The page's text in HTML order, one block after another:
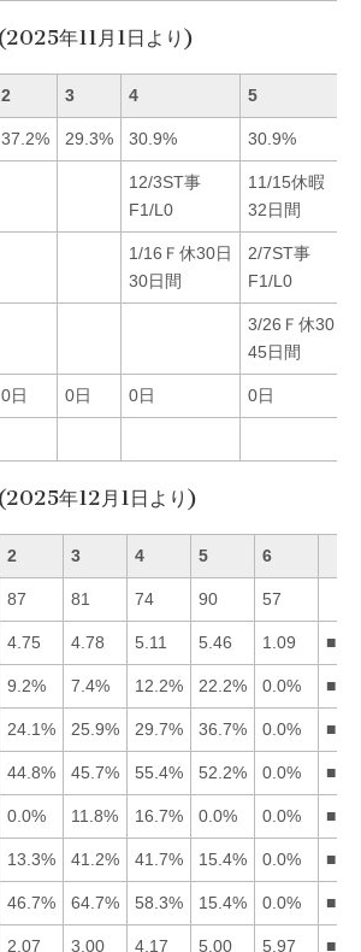
年11月1日より)
2 3 4 5
37.2% 29.3% 30.9% 30.9%
12/3ST事
F1/L0
11/15休暇
32日間
1/16Ｆ休30日
30日間
2/7ST事
F1/L0
3/26Ｆ休30日
45日間
0日 0日 0日 0日
年12月1日より)
2 3 4 5 6
87 81 74 90 57
4.75 4.78 5.11 5.46 1.09
9.2% 7.4% 12.2% 22.2% 0.0%
24.1% 25.9% 29.7% 36.7% 0.0%
44.8% 45.7% 55.4% 52.2% 0.0%
0.0% 11.8% 16.7% 0.0% 0.0%
13.3% 41.2% 41.7% 15.4% 0.0%
46.7% 64.7% 58.3% 15.4% 0.0%
2.07 3.00 4.17 5.00 5.97